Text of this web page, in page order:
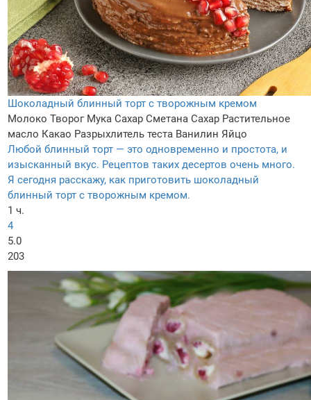
Шоколадный блинный торт с творожным кремом
Молоко Творог Мука Сахар Сметана Сахар Растительное
масло Какао Разрыхлитель теста Ванилин Яйцо
Любой блинный торт — это одновременно и простота, и
изысканный вкус. Рецептов таких десертов очень много.
Я сегодня расскажу, как приготовить шоколадный
блинный торт с творожным кремом.
1 ч.
4
5.0
203